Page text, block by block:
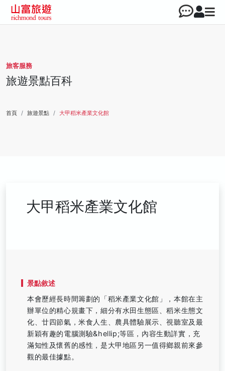
旅客服務
旅遊景點百科
首頁 旅遊景點 大甲稻米產業文化館
大甲稻米產業文化館
景點敘述
本會歷經長時間籌劃的「稻米產業文化館」，本館在主
辦單位的精心規畫下，細分有水田生態區、稻米生態文
化、廿四節氣，米食人生、農具體驗展示、視聽室及最
新穎有趣的電腦測驗&hellip;等區，內容生動詳實，充
滿知性及懷舊的感性，是大甲地區另一值得鄉親前來參
觀的最佳據點。